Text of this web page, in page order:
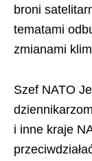
broni
tematami
zmianami
Szef NATO
i inne kraje